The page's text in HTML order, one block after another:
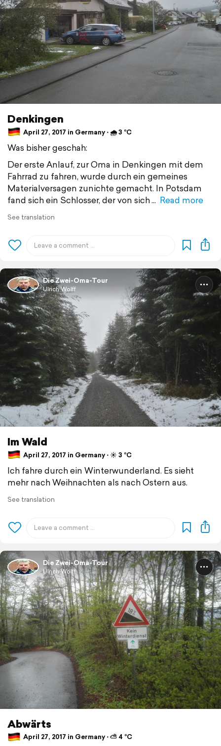
Denkingen
April 27, 2017 in Germany ⋅ 🌧 3 °C
Was bisher geschah:
Der erste Anlauf, zur Oma in Denkingen mit dem
Fahrrad zu fahren, wurde durch ein gemeines
Materialversagen zunichte gemacht. In Potsdam
fand sich ein Schlosser, der von sich
Read more
See translation
Die Zwei-Oma-Tour
Ulrich Wolff
Im Wald
April 27, 2017 in Germany ⋅ ☀️ 3 °C
Ich fahre durch ein Winterwunderland. Es sieht
mehr nach Weihnachten als nach Ostern aus.
See translation
Die Zwei-Oma-Tour
Ulrich Wolff
Abwärts
April 27, 2017 in Germany ⋅ ⛅ 4 °C